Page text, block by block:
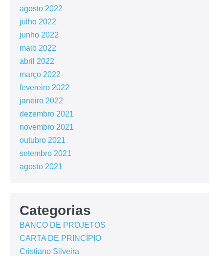
agosto 2022
julho 2022
junho 2022
maio 2022
abril 2022
março 2022
fevereiro 2022
janeiro 2022
dezembro 2021
novembro 2021
outubro 2021
setembro 2021
agosto 2021
Categorias
BANCO DE PROJETOS
CARTA DE PRINCÍPIO
Cristiano Silveira